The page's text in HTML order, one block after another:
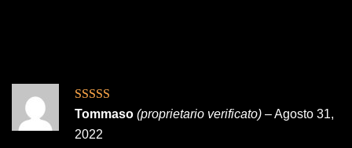
Valutato5su
5
Tommaso (proprietario verificato) –Agosto 31,
2022